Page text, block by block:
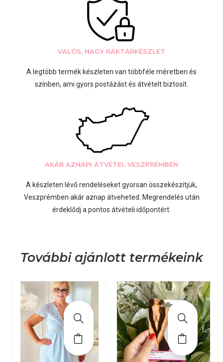
VALÓS, NAGY RAKTÁRKÉSZLET
A legtöbb termék készleten van többféle méretben és
színben, ami gyors postázást és átvételt biztosít.
AKÁR AZNAPI ÁTVÉTEL VESZPRÉMBEN
A készleten lévő rendeléseket gyorsan összekészítjük,
Veszprémben akár aznap átveheted. Megrendelés után
érdeklődj a pontos átvételi időpontért.
További ajánlott termékeink